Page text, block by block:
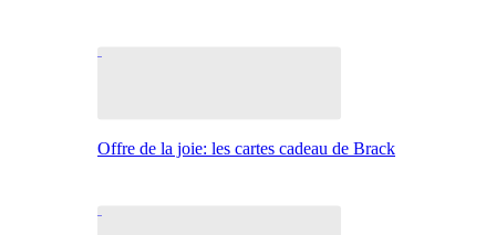
Offre de la joie: les cartes cadeau de Brack